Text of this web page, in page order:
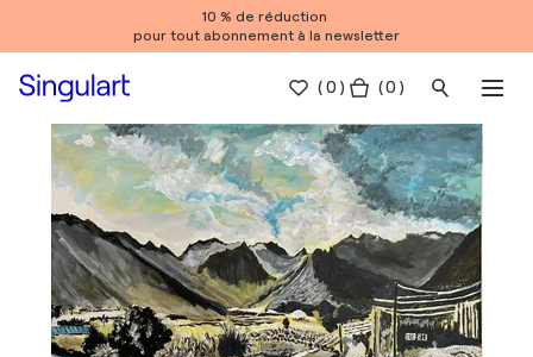
10 % de réduction
pour tout abonnement à la newsletter
(0 ) ( 0 )